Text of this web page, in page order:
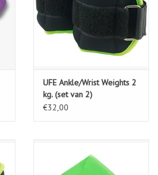
UFE Ankle/Wrist Weights 2
kg. (set van 2)
€32,00